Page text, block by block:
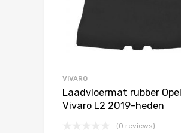
VIVARO
Laadvloermat rubber Opel
Vivaro L2 2019-heden
(0 reviews)